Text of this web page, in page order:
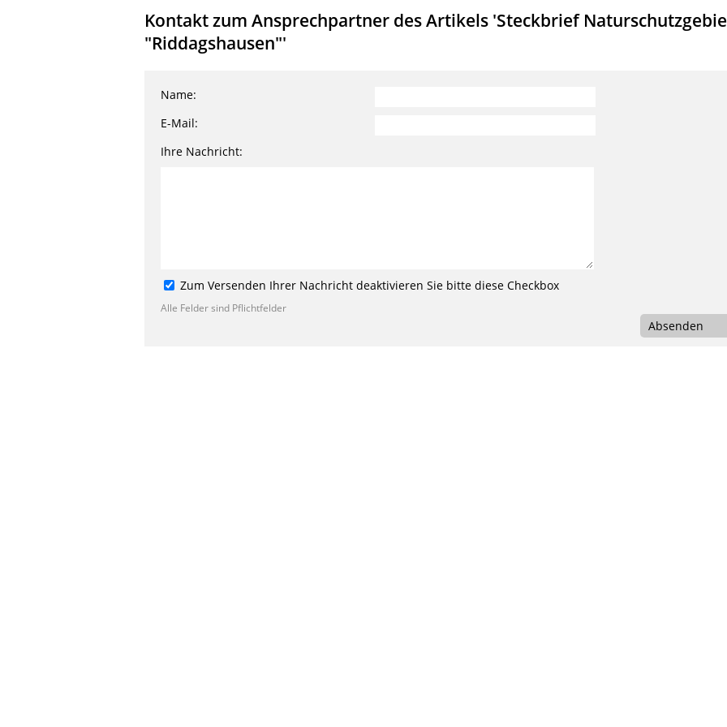
Kontakt zum Ansprechpartner des Artikels 'Steckbrief
"Riddagshausen"'
Name:
E-Mail:
Ihre Nachricht:
Zum Versenden Ihrer Nachricht deaktivieren Sie bitte diese Checkbox
Alle Felder sind Pflichtfelder
Absenden